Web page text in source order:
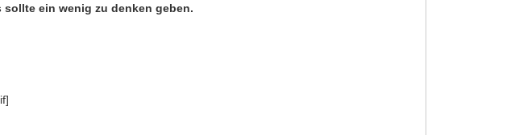
ein wenig zu denken geben.